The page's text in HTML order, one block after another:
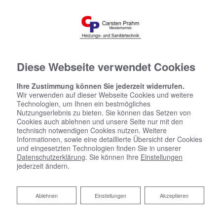
Diese Webseite verwendet Cookies
Ihre Zustimmung können Sie jederzeit widerrufen.
Wir verwenden auf dieser Webseite Cookies und weitere
Technologien, um Ihnen ein bestmögliches
Nutzungserlebnis zu bieten. Sie können das Setzen von
Cookies auch ablehnen und unsere Seite nur mit den
technisch notwendigen Cookies nutzen. Weitere
Informationen, sowie eine detaillierte Übersicht der Cookies
und eingesetzten Technologien finden Sie in unserer
Datenschutzerklärung. Sie können Ihre Einstellungen
jederzeit ändern.
Akzeptieren
Einstellungen
Ablehnen
Ablehnen